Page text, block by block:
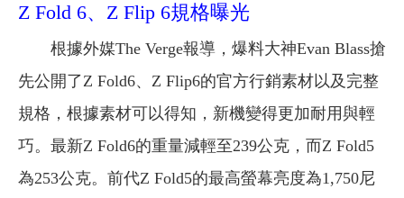
Z Fold 6、Z Flip 6規格曝光
根據外媒The Verge報導，爆料大神Evan Blass搶
先公開了Z Fold6、Z Flip6的官方行銷素材以及完整
規格，根據素材可以得知，新機變得更加耐用與輕
巧。 最新Z Fold6的重量減輕至239公克，而Z Fold5
為253公克。 前代Z Fold5的最高螢幕亮度為1,750尼